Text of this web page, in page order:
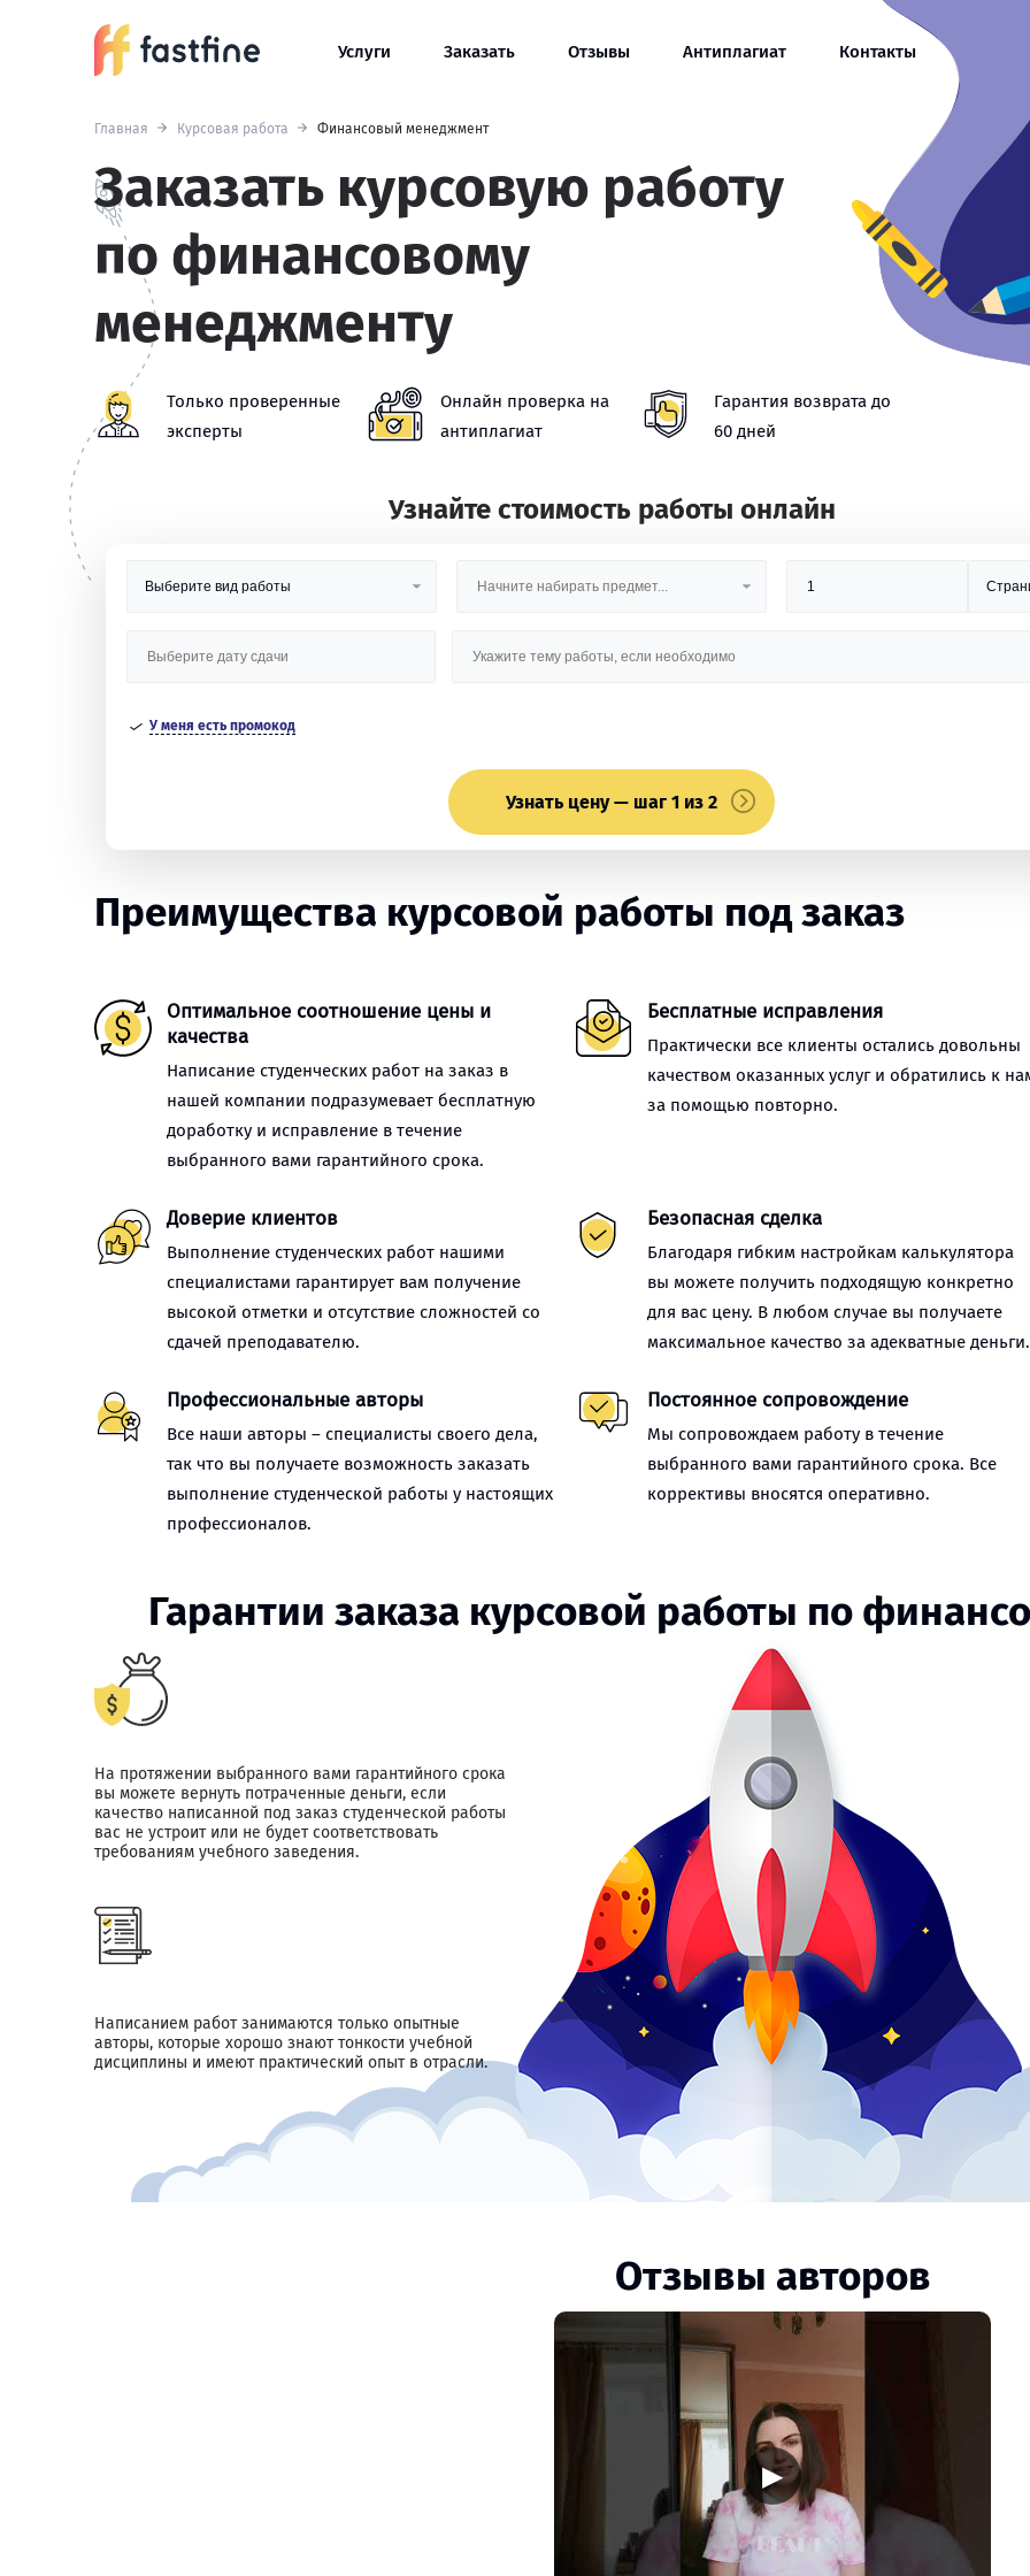
Услуги Заказать Отзывы Антиплагиат Контакты
Главная Курсовая работа Финансовый менеджмент
Заказать курсовую работу
по финансовому
менеджменту
Только проверенные
эксперты
Онлайн проверка на
антиплагиат
Гарантия возврата до
60 дней
Узнайте стоимость работы онлайн
У меня есть промокод
Узнать цену — шаг 1 из 2
Преимущества курсовой работы под заказ
Оптимальное соотношение цены и
качества
Написание студенческих работ на заказ в
нашей компании подразумевает бесплатную
доработку и исправление в течение
выбранного вами гарантийного срока.
Бесплатные исправления
Практически все клиенты остались довольны
качеством оказанных услуг и обратились к
за помощью повторно.
Доверие клиентов
Выполнение студенческих работ нашими
специалистами гарантирует вам получение
высокой отметки и отсутствие сложностей со
сдачей преподавателю.
Безопасная сделка
Благодаря гибким настройкам калькулятора
вы можете получить подходящую конкретно
для вас цену. В любом случае вы получаете
максимальное качество за адекватные деньги.
Профессиональные авторы
Все наши авторы – специалисты своего дела,
так что вы получаете возможность заказать
выполнение студенческой работы у настоящих
профессионалов.
Постоянное сопровождение
Мы сопровождаем работу в течение
выбранного вами гарантийного срока. Все
коррективы вносятся оперативно.
Гарантии заказа курсовой работы по
На протяжении выбранного вами гарантийного срока
вы можете вернуть потраченные деньги, если
качество написанной под заказ студенческой работы
вас не устроит или не будет соответствовать
требованиям учебного заведения.
Написанием работ занимаются только опытные
авторы, которые хорошо знают тонкости учебной
дисциплины и имеют практический опыт в отрасли.
Отзывы авторов
▶